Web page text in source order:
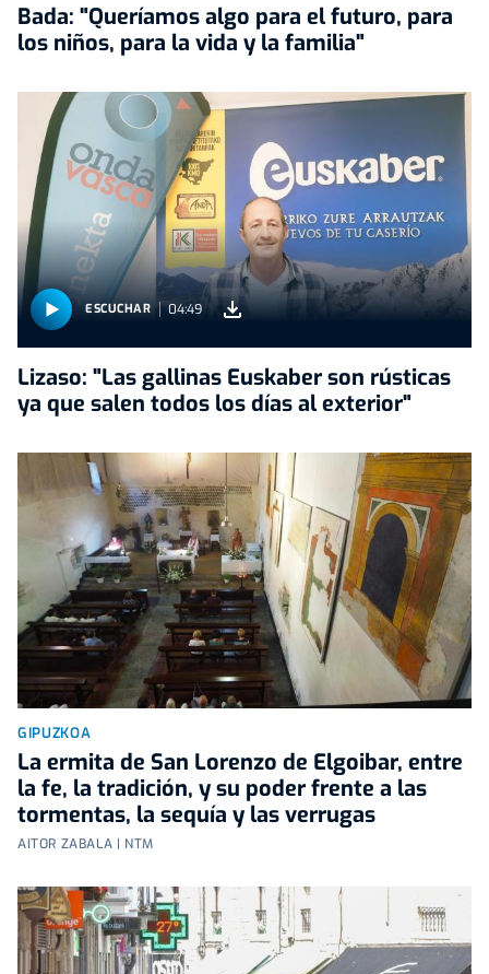
Bada: "Queríamos algo para el futuro, para
los niños, para la vida y la familia"
ESCUCHAR 04:49
Lizaso: "Las gallinas Euskaber son rústicas
ya que salen todos los días al exterior"
GIPUZKOA
La ermita de San Lorenzo de Elgoibar, entre
la fe, la tradición, y su poder frente a las
tormentas, la sequía y las verrugas
AITOR ZABALA | NTM